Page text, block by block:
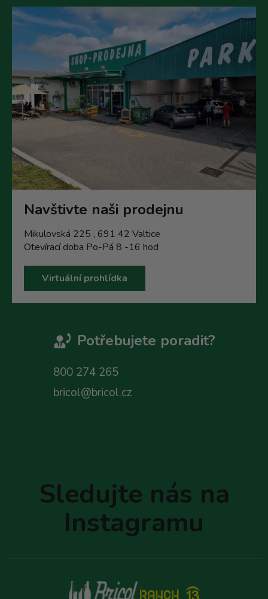
í
v
k
v
ý
p
i
s
Navštivte naši prodejnu
Mikulovská 225 , 691 42 Valtice
Otevírací doba Po-Pá 8 -16 hod
Virtuální prohlídka
Potřebujete poradit?
800 274 265
bricol@bricol.cz
Sledujte nás na
Instagramu